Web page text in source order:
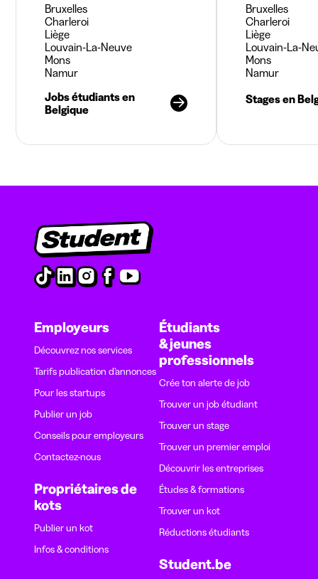
Bruxelles
Charleroi
Liège
Louvain-La-Neuve
Mons
Namur
Jobs étudiants en
Belgique
Bruxelles
Charleroi
Liège
Louvain-La-
Mons
Namur
Stages en
Employeurs
Découvrez nos services
Tarifs publication d’annonces
Pour les startups
Publier un job
Conseils pour employeurs
Contactez-nous
Propriétaires de
kots
Publier un kot
Infos & conditions
Étudiants
& jeunes
professionnels
Crée ton alerte de job
Trouver un job étudiant
Trouver un stage
Trouver un premier emploi
Découvrir les entreprises
Études & formations
Trouver un kot
Réductions étudiants
Student.be